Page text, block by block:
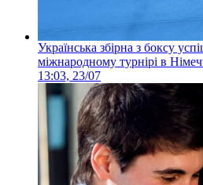
Українська збірна з боксу
міжнародному турнірі в
13:03, 23/07